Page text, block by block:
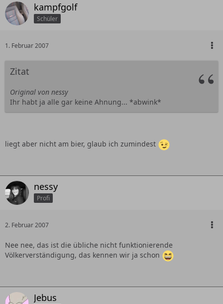
kampfgolf
Schüler
1. Februar 2007
Zitat
Original von nessy
Ihr habt ja alle gar keine Ahnung... *abwink*
liegt aber nicht am bier, glaub ich zumindest
nessy
Profi
2. Februar 2007
Nee nee, das ist die übliche nicht funktionierende
Völkerverständigung, das kennen wir ja schon
Jebus